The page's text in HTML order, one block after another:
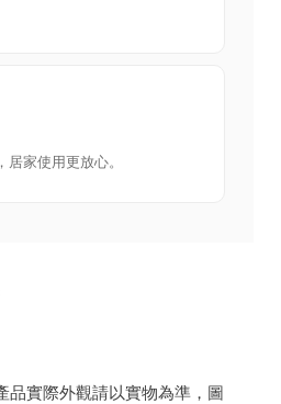
家使用更放心。
品實際外觀請以實物為準，圖